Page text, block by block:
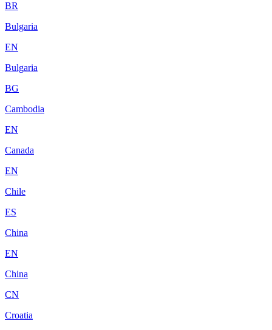
BR
Bulgaria
EN
Bulgaria
BG
Cambodia
EN
Canada
EN
Chile
ES
China
EN
China
CN
Croatia